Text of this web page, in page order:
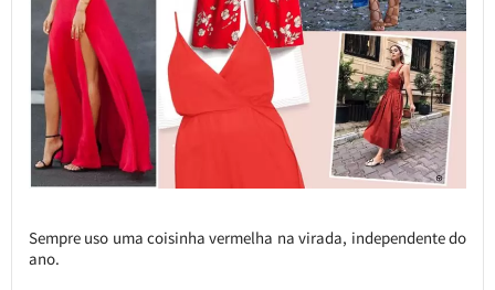
Sempre uso uma coisinha vermelha na virada, independente do
ano.